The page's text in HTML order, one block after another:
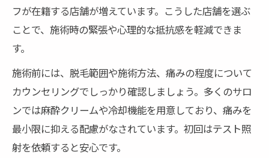
フが在籍する店舗が増えています。こうした店舗を選ぶ
ことで、施術時の緊張や心理的な抵抗感を軽減できま
す。
施術前には、脱毛範囲や施術方法、痛みの程度について
カウンセリングでしっかり確認しましょう。多くのサロ
ンでは麻酔クリームや冷却機能を用意しており、痛みを
最小限に抑える配慮がなされています。初回はテスト照
射を依頼すると安心です。